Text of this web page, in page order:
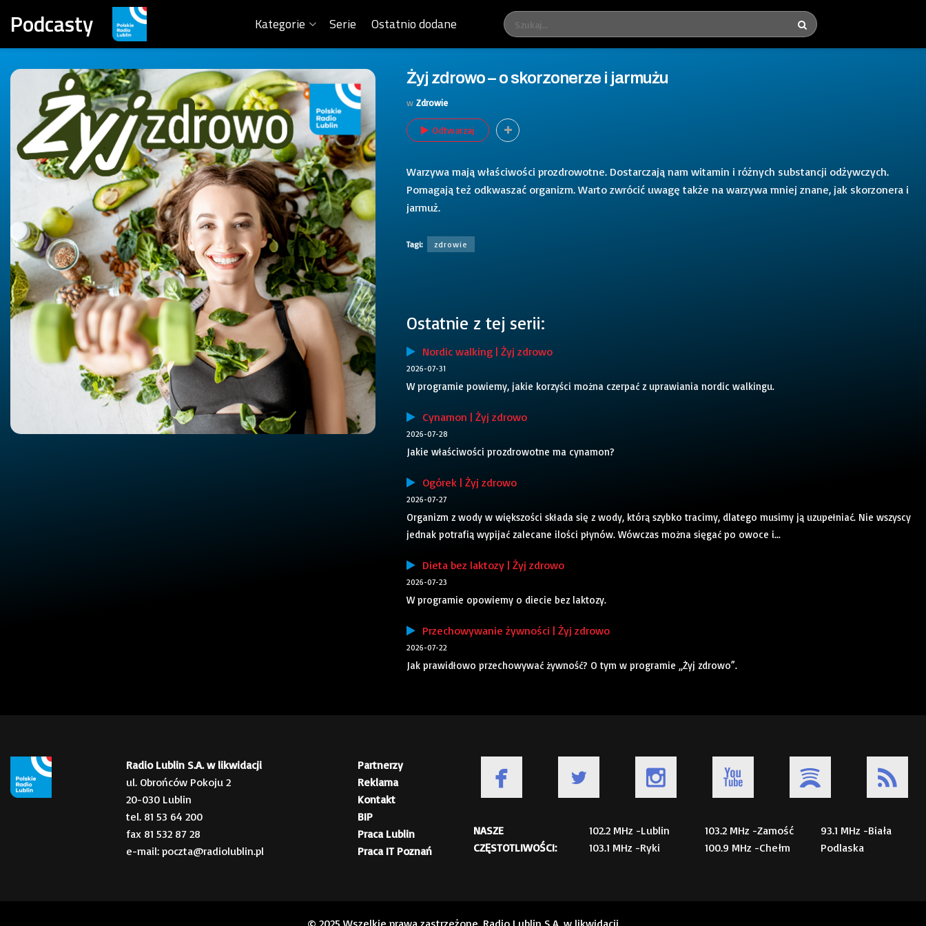
Podcasty Kategorie Serie Ostatnio dodane
Żyj zdrowo – o skorzonerze i jarmużu
w Zdrowie
Odtwarzaj
Warzywa mają właściwości prozdrowotne. Dostarczają nam witamin i różnych substancji odżywczych.
Pomagają też odkwaszać organizm. Warto zwrócić uwagę także na warzywa mniej znane, jak skorzonera i
jarmuż.
Tagi: zdrowie
Ostatnie z tej serii:
Nordic walking | Żyj zdrowo
2026-07-31
W programie powiemy, jakie korzyści można czerpać z uprawiania nordic walkingu.
Cynamon | Żyj zdrowo
2026-07-28
Jakie właściwości prozdrowotne ma cynamon?
Ogórek | Żyj zdrowo
2026-07-27
Organizm z wody w większości składa się z wody, którą szybko tracimy, dlatego musimy ją uzupełniać. Nie wszyscy
jednak potrafią wypijać zalecane ilości płynów. Wówczas można sięgać po owoce i...
Dieta bez laktozy | Żyj zdrowo
2026-07-23
W programie opowiemy o diecie bez laktozy.
Przechowywanie żywności | Żyj zdrowo
2026-07-22
Jak prawidłowo przechowywać żywność? O tym w programie „Żyj zdrowo”.
Radio Lublin S.A. w likwidacji
ul. Obrońców Pokoju 2
20-030 Lublin
tel. 81 53 64 200
fax 81 532 87 28
e-mail: poczta@radiolublin.pl
Partnerzy
Reklama
Kontakt
BIP
Praca Lublin
Praca IT Poznań
NASZE
CZĘSTOTLIWOŚCI:
102.2 MHz -Lublin
103.1 MHz -Ryki
103.2 MHz -Zamość
100.9 MHz -Chełm
93.1 MHz -Biała
Podlaska